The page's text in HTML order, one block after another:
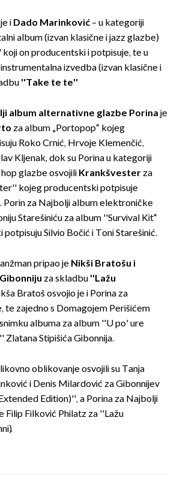
i Dado Marinković – u kategoriji
album (izvan klasične i jazz glazbe)
on producentski i potpisuje, te u
izvedba (izvan klasične i
''Take te te''
album alternativne glazbe Porina je
za album „Portopop“ kojeg
Roko Crnić, Hrvoje Klemenčić,
Kljenak, dok su Porina u kategoriji
glazbe osvojili Krankšvesterza
kojeg producentski potpisuje
Porin za Najbolji album elektroničke
Starešiniću za album ''Survival Kit“
Silvio Bočić i Toni Starešinić.
pripao je Nikši Bratošu i
Gibonniju za skladbu ''Lažu
Bratoš osvojio je i Porina za
te zajedno s Domagojem Perišićem
albuma za album ''U po' ure
Stipišića Gibonnija.
oblikovanje osvojili su Tanja
i Denis Milardović za Gibonnijev
Edition)'', a Porina za Najbolji
Filip Filković Philatz za ''Lažu